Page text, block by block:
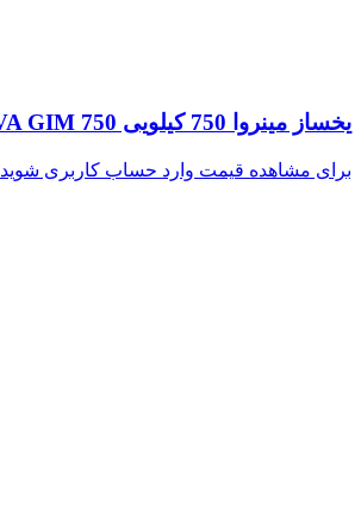
یخساز مینروا 750 کیلویی MINERVA GIM 750
برای مشاهده قیمت وارد حساب کاربری شوید